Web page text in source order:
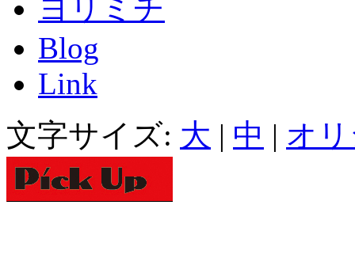
ヨリミチ
Blog
Link
文字サイズ: 大 | 中 | オ